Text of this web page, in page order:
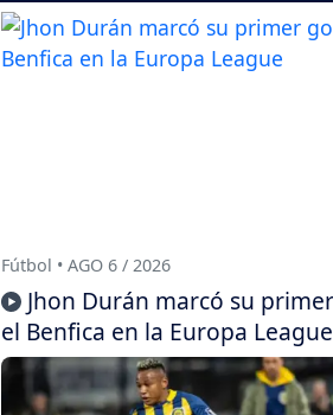
Fútbol • AGO 6 / 2026
Jhon Durán marcó su
el Benfica en la Europa League